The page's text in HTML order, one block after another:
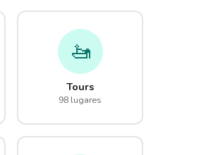
🚤
Tours
98 lugares